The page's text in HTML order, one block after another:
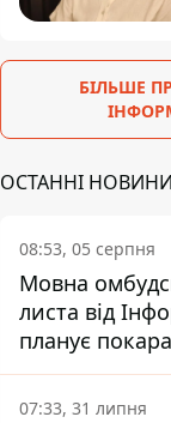
БІЛЬШЕ
ОСТАННІ
08:53, 05 серпня
Мовна
листа від
планує
підрядника
07:33, 31 липня